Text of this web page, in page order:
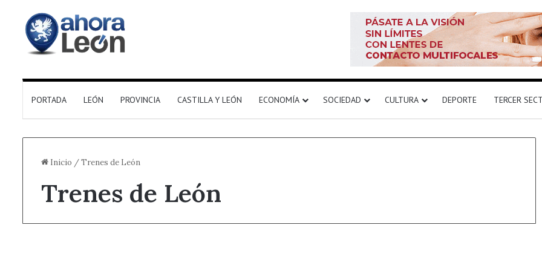
PORTADA LEÓN PROVINCIA CASTILLA Y LEÓN ECONOMÍA SOCIEDAD CULTURA DEPORTE TERCER
Inicio /Trenes de León
Trenes de León